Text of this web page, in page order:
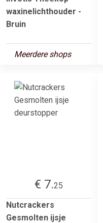
waxinelichthouder -
Bruin
Meerdere shops
€ 7.25
Nutcrackers
Gesmolten ijsje